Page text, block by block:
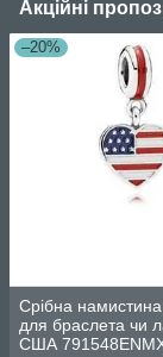
Акційні
–20%
Срібна
для браслета чи
США